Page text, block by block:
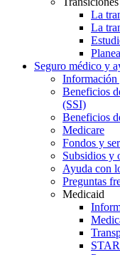
La
La
Seguro médico y
Información
Beneficios
(SSI)
Beneficios
Medicare
Fondos y
Subsidios y
Ayuda con
Preguntas
Medicaid